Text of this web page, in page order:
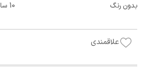
بدون رنگ
10 ساعت پیش
علاقمندی